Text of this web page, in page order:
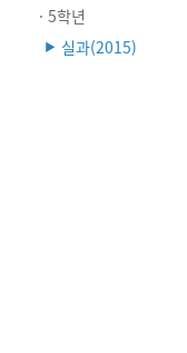
· 5학년
▶ 실과(2015)